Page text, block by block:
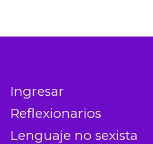
Ingresar
Reflexionarios
Lenguaje no sexista